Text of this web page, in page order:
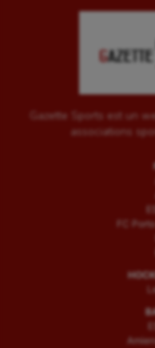
Gazette Sports est un
associations
FC